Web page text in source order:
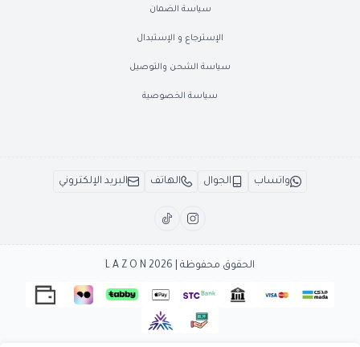
سياسة الضمان
الإسترجاع و الإستبدال
سياسة الشحن والتوصيل
سياسة الخصوصية
واتساب الجوال الهاتف البريد الإلكتروني
الحقوق محفوظة | 2026 L A Z O N